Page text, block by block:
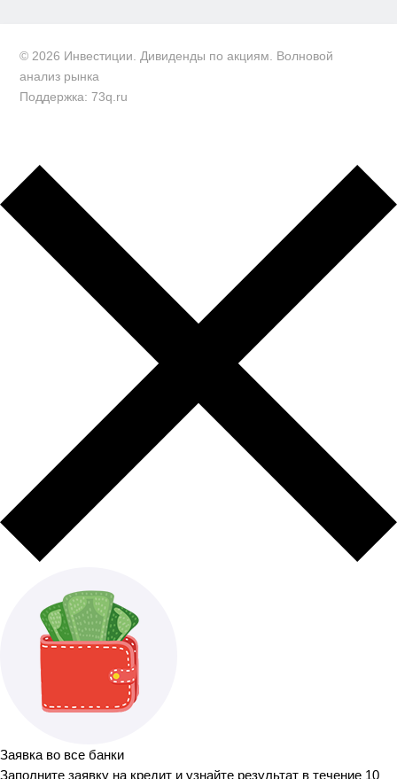
© 2026 Инвестиции. Дивиденды по акциям. Волновой
анализ рынка
Поддержка: 73q.ru
Заявка во все банки
Заполните заявку на кредит и узнайте результат в течение 10